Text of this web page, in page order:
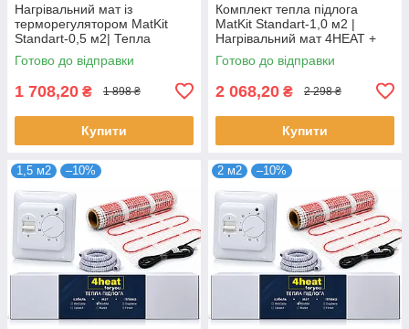
Нагрівальний мат із
терморегулятором MatKit
Standart-0,5 м2| Тепла
підлога під плитку 4HEAT
Готово до відправки
1 708,20 ₴ 1 898 ₴
Купити
Комплект тепла підлога
MatKit Standart-1,0 м2 |
Нагрівальний мат 4HEAT +
терморегулятор
Готово до відправки
2 068,20 ₴ 2 298 ₴
Купити
1,5 м2 –10% 2 м2 –10%